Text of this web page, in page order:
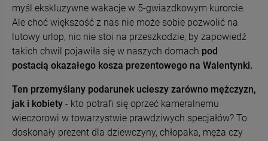
myśl ekskluzywne wakacje w 5-gwiazdkowym kurorcie.
Ale choć większość z nas nie może sobie pozwolić na
lutowy urlop, nic nie stoi na przeszkodzie, by zapowiedź
takich chwil pojawiła się w naszych domach pod
postacią okazałego kosza prezentowego na Walentynki.
Ten przemyślany podarunek ucieszy zarówno mężczyzn,
jak i kobiety - kto potrafi się oprzeć kameralnemu
wieczorowi w towarzystwie prawdziwych specjałów? To
doskonały prezent dla dziewczyny, chłopaka, męża czy